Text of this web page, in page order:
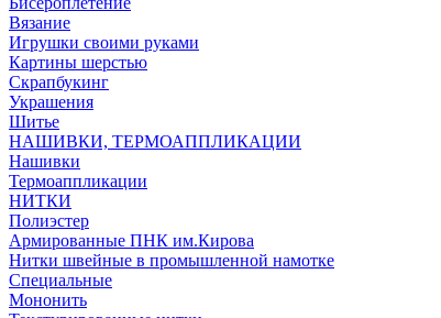
Вязание
Игрушки своими руками
Картины шерстью
Скрапбукинг
Украшения
Шитье
НАШИВКИ, ТЕРМОАППЛИКАЦИИ
Нашивки
Термоаппликации
НИТКИ
Полиэстер
Армированные ПНК им.Кирова
Нитки швейные в промышленной намотке
Специальные
Мононить